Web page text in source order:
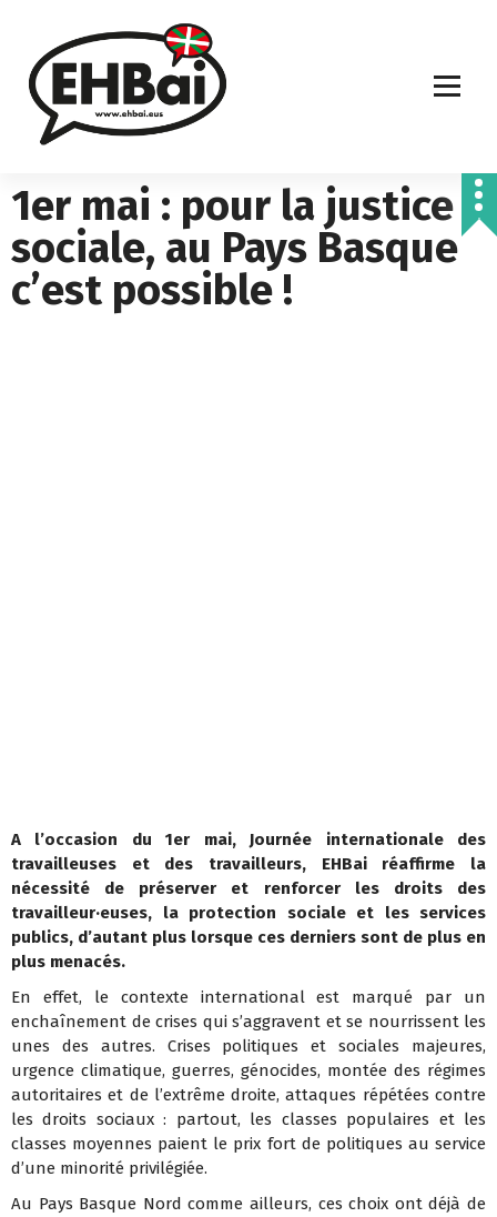
1er mai : pour la justice
sociale, au Pays Basque
c’est possible !
A l’occasion du 1er mai, Journée internationale des
travailleuses et des travailleurs, EHBai réaffirme la
nécessité de préserver et renforcer les droits des
travailleur·euses, la protection sociale et les services
publics, d’autant plus lorsque ces derniers sont de plus en
plus menacés.
En effet, le contexte international est marqué par un
enchaînement de crises qui s’aggravent et se nourrissent les
unes des autres. Crises politiques et sociales majeures,
urgence climatique, guerres, génocides, montée des régimes
autoritaires et de l’extrême droite, attaques répétées contre
les droits sociaux : partout, les classes populaires et les
classes moyennes paient le prix fort de politiques au service
d’une minorité privilégiée.
Au Pays Basque Nord comme ailleurs, ces choix ont déjà de